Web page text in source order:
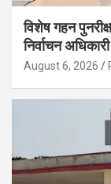
विशेष गहन
निर्वाचन
August 6, 2026